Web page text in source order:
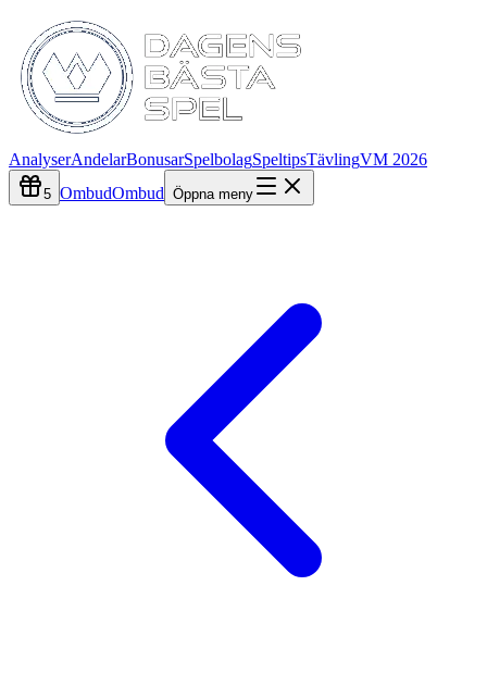
AnalyserAndelarBonusarSpelbolagSpeltipsTävlingVM 2026
5 OmbudOmbud Öppna meny